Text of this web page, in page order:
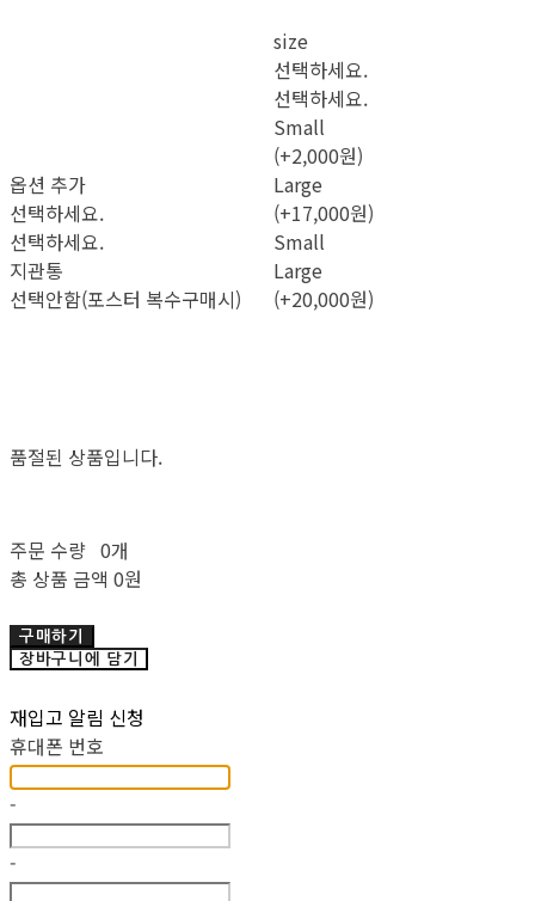
옵션 추가
선택하세요.
선택하세요.
지관통
선택안함(포스터 복수구매시)
size
선택하세요.
선택하세요.
Small
(+2,000원)
Large
(+17,000원)
Small
Large
(+20,000원)
품절된 상품입니다.
주문 수량 0개
총 상품 금액 0원
구매하기
장바구니에 담기
재입고 알림 신청
휴대폰 번호
-
-